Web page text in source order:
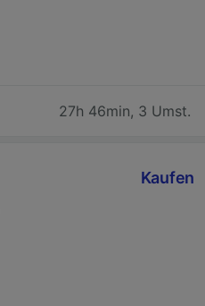
27h 46min, 3 Umst.
Kaufen